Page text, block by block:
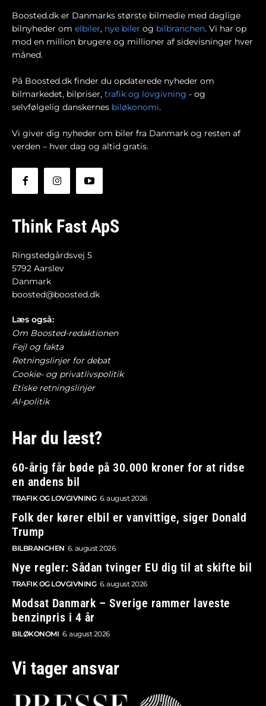
Boosted.dk er Danmarks største bilmedie med daglige
bilnyheder om elbiler, nye biler og bilbranchen. Vi har op
mod en million brugere og millioner af sidevisninger hver
måned.
På Boosted.dk finder du opdaterede nyheder om
bilmarkedet, bilpriser, trafik og lovgivning - og
selvfølgelig danskernes biløkonomi.
Vi giver dig nyheder om biler fra Danmark og resten af
verden – hver dag og altid gratis.
Think Fast ApS
Ringstedgårdsvej 5
5792 Aarslev
Danmark
boosted@boosted.dk
Læs også:
Om Boosted-redaktionen
Fejl og fakta
Retningslinjer for debat
Cookie- og privatlivspolitik
Etiske retningslinjer
AI-politik
Har du læst?
60-årig får bøde på 30.000 kroner for at ridse
en andens bil
TRAFIK OG LOVGIVNING 6. august 2026
Folk der kører elbil er vanvittige, siger Donald
Trump
BILBRANCHEN 6. august 2026
Nye regler: Sådan tvinger EU dig til at skifte bil
TRAFIK OG LOVGIVNING 6. august 2026
Modsat Danmark – Sverige rammer laveste
benzinpris i 4 år
BILØKONOMI 6. august 2026
Vi tager ansvar